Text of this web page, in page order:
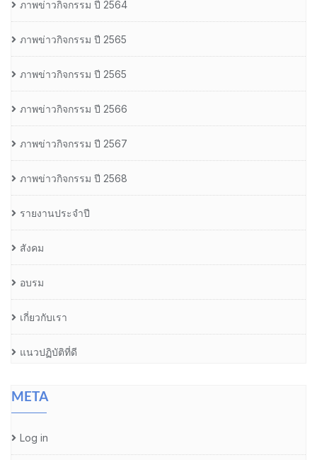
ภาพข่าวกิจกรรม ปี 2564
ภาพข่าวกิจกรรม ปี 2565
ภาพข่าวกิจกรรม ปี 2565
ภาพข่าวกิจกรรม ปี 2566
ภาพข่าวกิจกรรม ปี 2567
ภาพข่าวกิจกรรม ปี 2568
รายงานประจำปี
สังคม
อบรม
เกี่ยวกับเรา
แนวปฏิบัติที่ดี
META
Log in